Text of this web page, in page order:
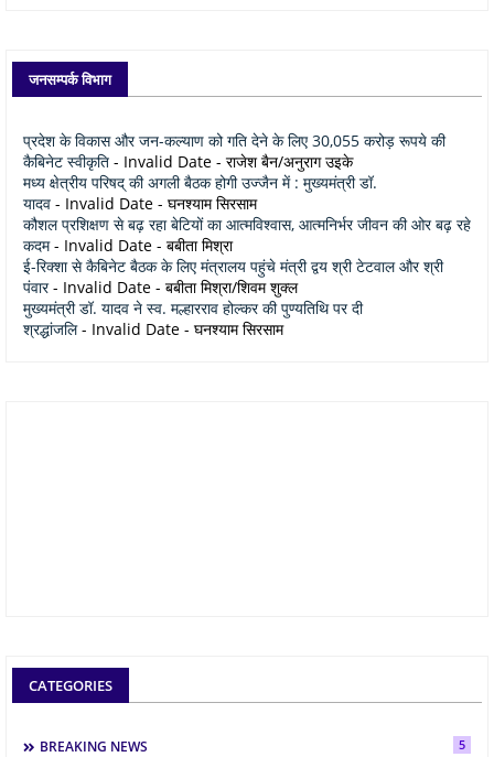
जनसम्पर्क विभाग
प्रदेश के विकास और जन-कल्याण को गति देने के लिए 30,055 करोड़ रूपये की
कैबिनेट स्वीकृति - Invalid Date - राजेश बैन/अनुराग उइके
मध्य क्षेत्रीय परिषद् की अगली बैठक होगी उज्जैन में : मुख्यमंत्री डॉ.
यादव - Invalid Date - घनश्याम सिरसाम
कौशल प्रशिक्षण से बढ़ रहा बेटियों का आत्मविश्वास, आत्मनिर्भर जीवन की ओर बढ़ रहे
कदम- Invalid Date - बबीता मिश्रा
ई-रिक्शा से कैबिनेट बैठक के लिए मंत्रालय पहुंचे मंत्री द्वय श्री टेटवाल और श्री
पंवार- Invalid Date - बबीता मिश्रा/शिवम शुक्ल
मुख्यमंत्री डॉ. यादव ने स्व. मल्हारराव होल्कर की पुण्यतिथि पर दी
श्रद्धांजलि- Invalid Date - घनश्याम सिरसाम
CATEGORIES
BREAKING NEWS 5